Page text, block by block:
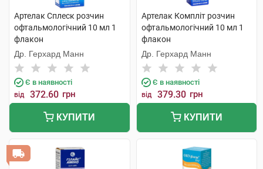
Артелак Сплеск розчин
офтальмологічний 10 мл 1
флакон
Др. Герхард Манн
Є в наявності
від 372.60 грн
КУПИТИ
Артелак Компліт розчин
офтальмологічний 10 мл 1
флакон
Др. Герхард Манн
Є в наявності
від 379.30 грн
КУПИТИ